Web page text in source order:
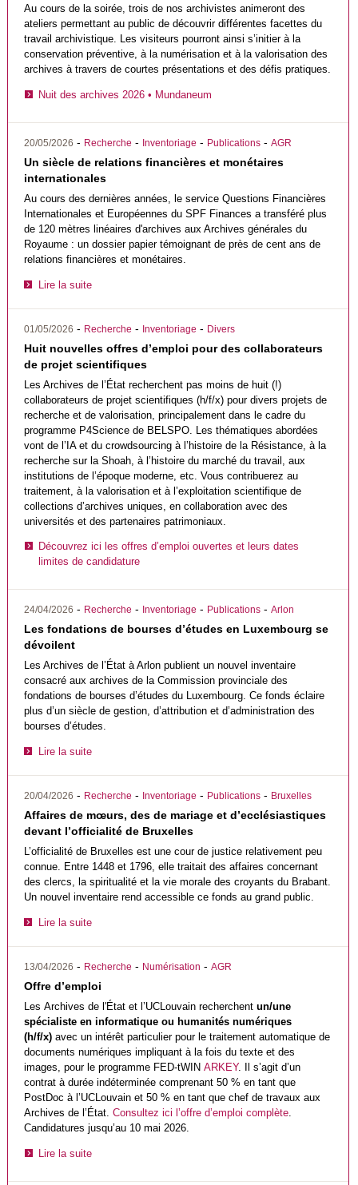
Au cours de la soirée, trois de nos archivistes animeront des
ateliers permettant au public de découvrir différentes facettes du
travail archivistique. Les visiteurs pourront ainsi s’initier à la
conservation préventive, à la numérisation et à la valorisation des
archives à travers de courtes présentations et des défis pratiques.
Nuit des archives 2026 • Mundaneum
20/05/2026 - Recherche - Inventoriage - Publications -AGR
Un siècle de relations financières et monétaires
internationales
Au cours des dernières années, le service Questions Financières
Internationales et Européennes du SPF Finances a transféré plus
de 120 mètres linéaires d'archives aux Archives générales du
Royaume : un dossier papier témoignant de près de cent ans de
relations financières et monétaires.
Lire la suite
01/05/2026 - Recherche - Inventoriage - Divers
Huit nouvelles offres d’emploi pour des collaborateurs
de projet scientifiques
Les Archives de l’État recherchent pas moins de huit (!)
collaborateurs de projet scientifiques (h/f/x) pour divers projets de
recherche et de valorisation, principalement dans le cadre du
programme P4Science de BELSPO . Les thématiques abordées
vont de l’IA et du crowdsourcing à l’histoire de la Résistance, à la
recherche sur la Shoah, à l’histoire du marché du travail, aux
institutions de l’époque moderne, etc. Vous contribuerez au
traitement, à la valorisation et à l’exploitation scientifique de
collections d’archives uniques, en collaboration avec des
universités et des partenaires patrimoniaux.
Découvrez ici les offres d’emploi ouvertes et leurs dates
limites de candidature
24/04/2026 - Recherche - Inventoriage - Publications -Arlon
Les fondations de bourses d’études en Luxembourg se
dévoilent
Les Archives de l’État à Arlon publient un nouvel inventaire
consacré aux archives de la Commission provinciale des
fondations de bourses d’études du Luxembourg. Ce fonds éclaire
plus d’un siècle de gestion, d’attribution et d’administration des
bourses d’études.
Lire la suite
20/04/2026 - Recherche - Inventoriage - Publications - Bruxelles
Affaires de mœurs, des de mariage et d’ecclésiastiques
devant l’officialité de Bruxelles
L’officialité de Bruxelles est une cour de justice relativement peu
connue. Entre 1448 et 1796, elle traitait des affaires concernant
des clercs, la spiritualité et la vie morale des croyants du Brabant.
Un nouvel inventaire rend accessible ce fonds au grand public.
Lire la suite
13/04/2026 - Recherche - Numérisation -AGR
Offre d’emploi
LesArchives de l'Étatet l’UCLouvain recherchentun/une
spécialiste en informatique ou humanités numériques
(h/f/x)avec un intérêt particulier pour le traitement automatique de
documents numériques impliquant à la fois du texte et des
images, pour le programme FED-tWINARKEY. Il s’agit d’un
contrat à durée indéterminée comprenant 50 % en tant que
PostDoc à l’UCLouvain et 50 % en tant que chef de travaux aux
Archives de l’État.Consultez ici l’offre d’emploi complète.
Candidatures jusqu’au 10 mai 2026.
Lire la suite